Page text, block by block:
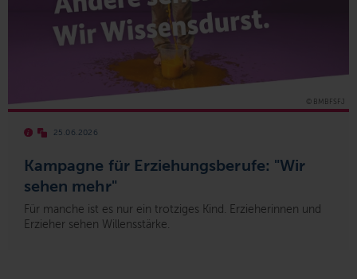
Kampagne für Erziehungsberufe: "Wir
sehen mehr"
25.06.2026
Für manche ist es nur ein trotziges Kind. Erzieherinnen und
Erzieher sehen Willensstärke.
© BMBFSFJ